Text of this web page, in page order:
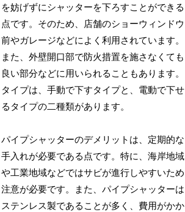
を妨げずにシャッターを下ろすことができる
点です。そのため、店舗のショーウィンドウ
前やガレージなどによく利用されています。
また、外壁開口部で防火措置を施さなくても
良い部分などに用いられることもあります。
タイプは、手動で下すタイプと、電動で下せ
るタイプの二種類があります。
パイプシャッターのデメリットは、定期的な
手入れが必要である点です。特に、海岸地域
や工業地域などではサビが進行しやすいため
注意が必要です。また、パイプシャッターは
ステンレス製であることが多く、費用がかか